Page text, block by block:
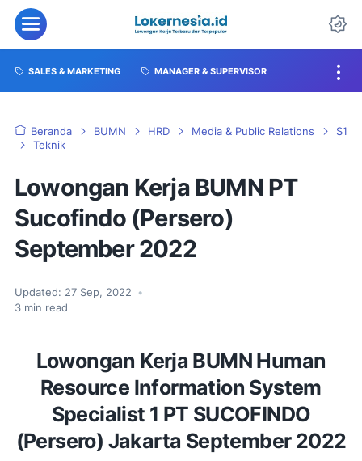
SALES & MARKETING MANAGER & SUPERVISOR
Beranda BUMN HRD Media & Public Relations
S1
Teknik
Lowongan Kerja BUMN PT
Sucofindo (Persero)
September 2022
Updated: 27 Sep, 2022
•
3 min read
Lowongan Kerja BUMN Human
Resource lnformation System
Specialist 1 PT SUCOFINDO
(Persero) Jakarta September 2022